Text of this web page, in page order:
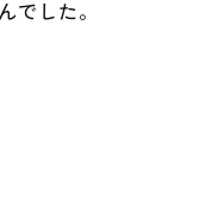
でした。